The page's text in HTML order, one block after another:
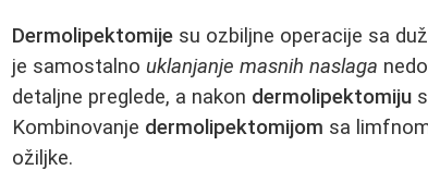
Dermolipektomije su ozbiljne operacije sa
je samostalno uklanjanje masnih naslaga
detaljne preglede, a nakon dermolipektomiju
Kombinovanje dermolipektomijom sa
ožiljke.